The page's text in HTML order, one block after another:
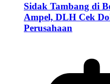
Sidak Tambang di
Ampel, DLH Cek
Perusahaan